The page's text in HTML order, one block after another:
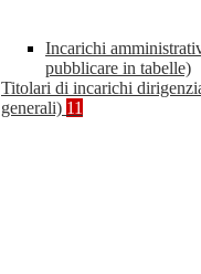
Incarichi
pubblicare in tabelle)
Titolari di incarichi
generali) 11